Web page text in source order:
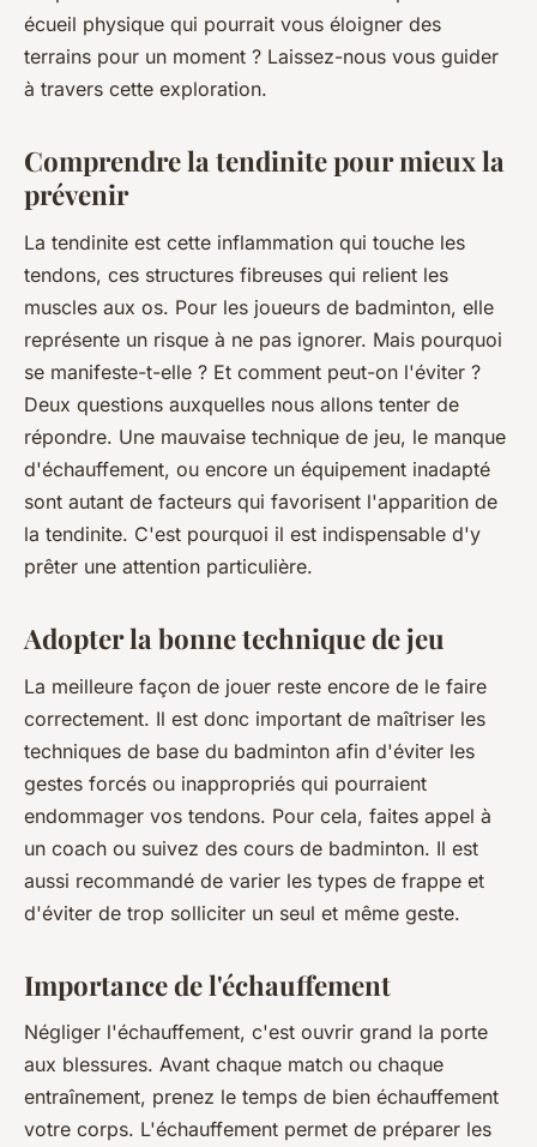
écueil physique qui pourrait vous éloigner des
terrains pour un moment ? Laissez-nous vous guider
à travers cette exploration.
Comprendre la tendinite pour mieux la
prévenir
La tendinite est cette inflammation qui touche les
tendons, ces structures fibreuses qui relient les
muscles aux os. Pour les joueurs de badminton, elle
représente un risque à ne pas ignorer. Mais pourquoi
se manifeste-t-elle ? Et comment peut-on l'éviter ?
Deux questions auxquelles nous allons tenter de
répondre. Une mauvaise technique de jeu, le manque
d'échauffement, ou encore un équipement inadapté
sont autant de facteurs qui favorisent l'apparition de
la tendinite. C'est pourquoi il est indispensable d'y
prêter une attention particulière.
Adopter la bonne technique de jeu
La meilleure façon de jouer reste encore de le faire
correctement. Il est donc important de maîtriser les
techniques de base du badminton afin d'éviter les
gestes forcés ou inappropriés qui pourraient
endommager vos tendons. Pour cela, faites appel à
un coach ou suivez des cours de badminton. Il est
aussi recommandé de varier les types de frappe et
d'éviter de trop solliciter un seul et même geste.
Importance de l'échauffement
Négliger l'échauffement, c'est ouvrir grand la porte
aux blessures. Avant chaque match ou chaque
entraînement, prenez le temps de bien échauffement
votre corps. L'échauffement permet de préparer les